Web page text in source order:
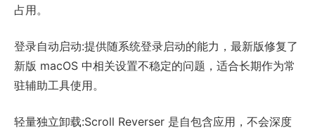
占用。
登录自动启动:提供随系统登录启动的能力，最新版修复了
新版 macOS 中相关设置不稳定的问题，适合长期作为常
驻辅助工具使用。
轻量独立卸载:Scroll Reverser 是自包含应用，不会深度